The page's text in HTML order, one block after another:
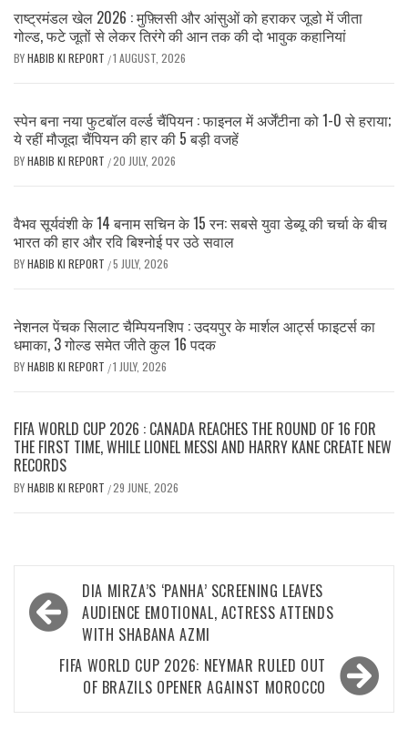
राष्ट्रमंडल खेल 2026 : मुफ़्लिसी और आंसुओं को हराकर जूडो में जीता
गोल्ड, फटे जूतों से लेकर तिरंगे की आन तक की दो भावुक कहानियां
BYHABIB KI REPORT /1 AUGUST, 2026
स्पेन बना नया फुटबॉल वर्ल्ड चैंपियन : फाइनल में अर्जेंटीना को 1-0 से हराया;
ये रहीं मौजूदा चैंपियन की हार की 5 बड़ी वजहें
BYHABIB KI REPORT /20 JULY, 2026
वैभव सूर्यवंशी के 14 बनाम सचिन के 15 रन: सबसे युवा डेब्यू की चर्चा के बीच
भारत की हार और रवि बिश्नोई पर उठे सवाल
BYHABIB KI REPORT /5 JULY, 2026
नेशनल पेंचक सिलाट चैम्पियनशिप : उदयपुर के मार्शल आर्ट्स फाइटर्स का
धमाका, 3 गोल्ड समेत जीते कुल 16 पदक
BYHABIB KI REPORT /1 JULY, 2026
FIFA WORLD CUP 2026 : CANADA REACHES THE ROUND OF 16 FOR
THE FIRST TIME, WHILE LIONEL MESSI AND HARRY KANE CREATE NEW
RECORDS
BYHABIB KI REPORT /29 JUNE, 2026
Post
navigation
DIA MIRZA’S ‘PANHA’ SCREENING LEAVES
AUDIENCE EMOTIONAL, ACTRESS ATTENDS
WITH SHABANA AZMI
FIFA WORLD CUP 2026: NEYMAR RULED OUT
OF BRAZILS OPENER AGAINST MOROCCO